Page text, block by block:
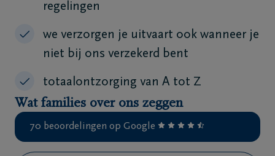
regelingen
we verzorgen je uitvaart ook wanneer je
niet bij ons verzekerd bent
totaalontzorging van A tot Z
Wat families over ons zeggen
70 beoordelingen op Google